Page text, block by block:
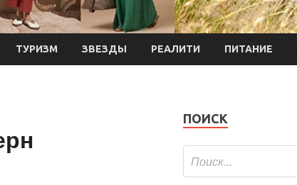
ТУРИЗМ ЗВЕЗДЫ РЕАЛИТИ ПИТАНИЕ
ПОИСК